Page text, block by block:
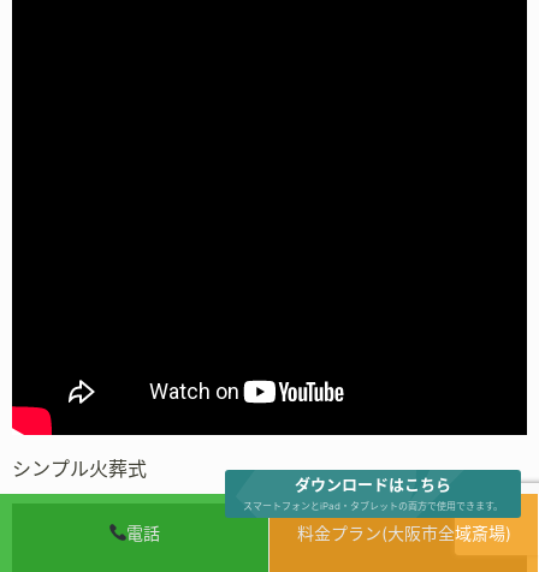
電話 料金プラン(大阪市全域斎場)
シンプル火葬式
ダウンロードはこちら
スマートフォンとiPad・タブレットの両方で使用できます。